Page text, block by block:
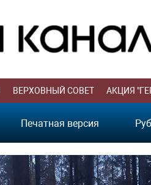
ВЕРХОВНЫЙ СОВЕТ АКЦИЯ
Печатная версия